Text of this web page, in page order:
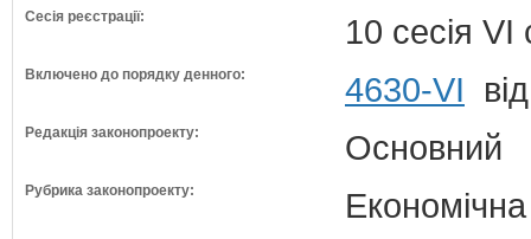
Сесія реєстрації: 10 сесія VI
Включено до порядку денного: 4630-VI
Редакція законопроекту: Основний
Рубрика законопроекту: